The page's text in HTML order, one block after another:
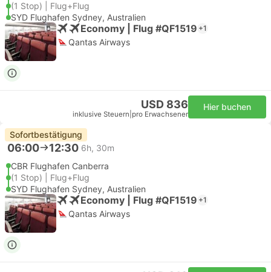
(1 Stop) | Flug+Flug
SYD Flughafen Sydney, Australien
Economy | Flug #QF1519 +1
Qantas Airways
USD 836
inklusive Steuern pro Erwachsener
Hier buchen
Sofortbestätigung
06:00 12:30 6h, 30m
CBR Flughafen Canberra
(1 Stop) | Flug+Flug
SYD Flughafen Sydney, Australien
Economy | Flug #QF1519 +1
Qantas Airways